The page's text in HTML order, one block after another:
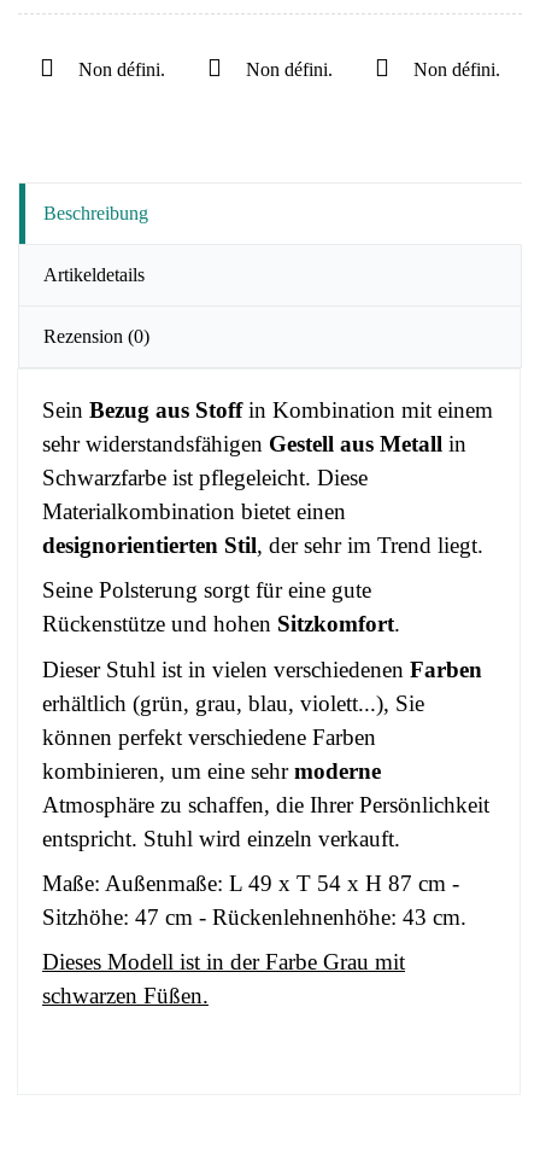
Non défini. Non défini. Non défini.
Beschreibung
Artikeldetails
Rezension (0)
Sein Bezug aus Stoffin Kombination mit einem
sehr widerstandsfähigen Gestell aus Metall in
Schwarzfarbe ist pflegeleicht. Diese
Materialkombination bietet einen
designorientierten Stil, der sehr im Trend liegt.
Seine Polsterung sorgt für eine gute
Rückenstütze und hohen Sitzkomfort.
Dieser Stuhl ist in vielen verschiedenen Farben
erhältlich (grün, grau, blau, violett...), Sie
können perfekt verschiedene Farben
kombinieren, um eine sehrmoderne
Atmosphäre zu schaffen, die Ihrer Persönlichkeit
entspricht. Stuhl wird einzeln verkauft.
Maße: Außenmaße: L 49 x T 54 x H 87 cm -
Sitzhöhe: 47 cm - Rückenlehnenhöhe: 43 cm.
Dieses Modell ist in der Farbe Grau mit
schwarzen Füßen.